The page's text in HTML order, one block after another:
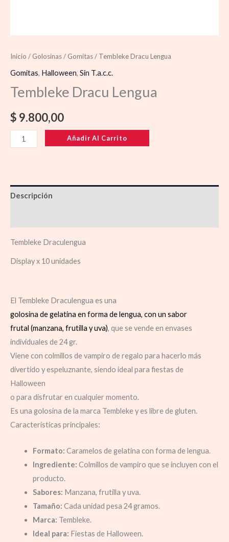
Inicio / Golosinas/ Gomitas/ Tembleke Dracu Lengua
Gomitas, Halloween, Sin T.a.c.c.
Tembleke Dracu Lengua
$ 9.800,00
Añadir Al Carrito
Descripción
Tembleke Draculengua
Display x 10 unidades
El Tembleke Draculengua es una
golosina de gelatina en forma de lengua, con un sabor
frutal (manzana, frutilla y uva), que se vende en envases
individuales de 24 gr.
Viene con colmillos de vampiro de regalo para hacerlo más
divertido y espeluznante, siendo ideal para fiestas de
Halloween
o para disfrutar en cualquier momento.
Es una golosina de la marca Tembleke y es libre de gluten.
Características principales:
Formato: Caramelos de gelatina con forma de lengua.
Ingrediente: Colmillos de vampiro que se incluyen con el
producto.
Sabores: Manzana, frutilla y uva.
Tamaño: Cada unidad pesa 24 gramos.
Marca: Tembleke.
Ideal para: Fiestas de Halloween.